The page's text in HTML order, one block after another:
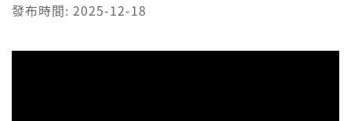
發布時間: 2025-12-18